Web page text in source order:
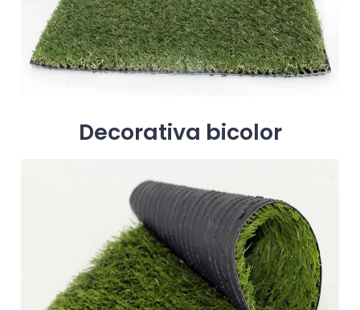
Decorativa bicolor